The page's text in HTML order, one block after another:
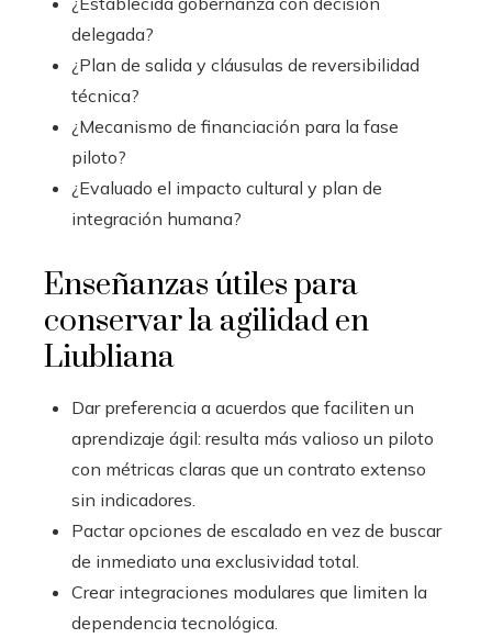
delegada?
¿Plan de salida y cláusulas de reversibilidad
técnica?
¿Mecanismo de financiación para la fase
piloto?
¿Evaluado el impacto cultural y plan de
integración humana?
Enseñanzas útiles para
conservar la agilidad en
Liubliana
Dar preferencia a acuerdos que faciliten un
aprendizaje ágil: resulta más valioso un piloto
con métricas claras que un contrato extenso
sin indicadores.
Pactar opciones de escalado en vez de buscar
de inmediato una exclusividad total.
Crear integraciones modulares que limiten la
dependencia tecnológica.